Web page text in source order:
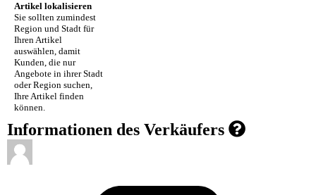
Artikel lokalisieren
Sie sollten zumindest
Region und Stadt für
Ihren Artikel
auswählen, damit
Kunden, die nur
Angebote in ihrer Stadt
oder Region suchen,
Ihre Artikel finden
können.
Informationen des Verkäufers